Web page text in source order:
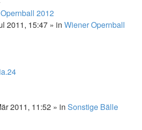
2012
2011, 15:47 » in Wiener Opernball
2011, 11:52 » in Sonstige Bälle